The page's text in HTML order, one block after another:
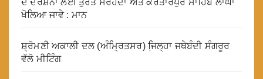
ਦੇ ਦਰਸ਼ਨਾਂ ਲਈ ਤੁਰੰਤ ਸਰਹੱਦਾਂ ਅਤੇ ਕਰਤਾਰਪੁਰ ਸਾਹਿਬ ਲਾਂਘਾ
ਖੋਲਿਆ ਜਾਵੇ : ਮਾਨ
ਸ਼੍ਰੋਮਣੀ ਅਕਾਲੀ ਦਲ (ਅੰਮ੍ਰਿਤਸਰ) ਜਿ਼ਲ੍ਹਾ ਜਥੇਬੰਦੀ ਸੰਗਰੂਰ
ਵੱਲੋ ਮੀਟਿੰਗ